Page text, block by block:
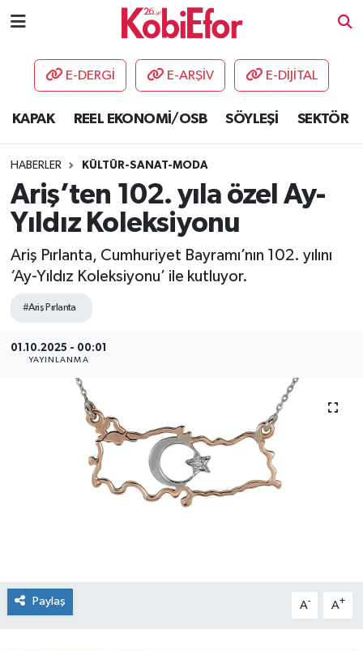
E-DERGİ E-ARŞİV E-DİJİTAL
KAPAK REEL EKONOMİ/OSB SÖYLEŞİ SEKTÖR
HABERLER KÜLTÜR-SANAT-MODA
Ariş’ten 102. yıla özel Ay-
Yıldız Koleksiyonu
Ariş Pırlanta, Cumhuriyet Bayramı’nın 102. yılını
‘Ay-Yıldız Koleksiyonu’ ile kutluyor.
#Ariş Pırlanta
01.10.2025 - 00:01
YAYINLANMA
Paylaş A- A+
AKADEMİ
DESTEK-TEŞVİK
ETKİNLİK
GÜNCEL
HABERLER
KAPAK
OSB
SEKTÖR
ŞİRKET PANO
SÖYLEŞİ